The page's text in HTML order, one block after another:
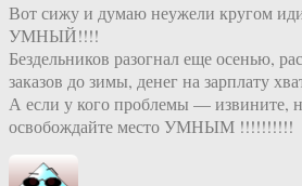
Вот сижу и думаю неужели кругом
УМНЫЙ!!!!
Бездельников разогнал еще осенью,
заказов до зимы, денег на зарплату
А если у кого проблемы — извините,
освобождайте место УМНЫМ !!!!!!!!!!